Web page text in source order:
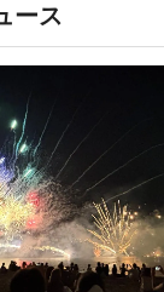
ース